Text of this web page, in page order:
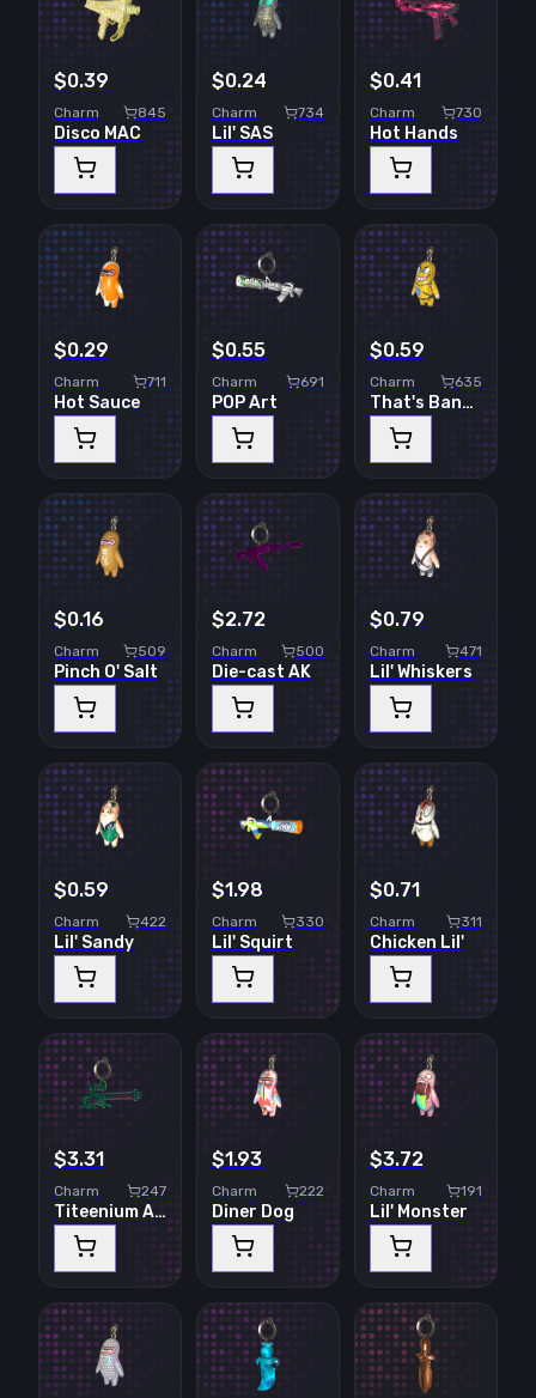
$0.39
Charm 845
Disco MAC
$0.24
Charm 734
Lil' SAS
$0.41
Charm 730
Hot Hands
$0.29
Charm 711
Hot Sauce
$0.55
Charm 691
POP Art
$0.59
Charm 635
That's Bananas
$0.16
Charm 509
Pinch O' Salt
$2.72
Charm 500
Die-cast AK
$0.79
Charm 471
Lil' Whiskers
$0.59
Charm 422
Lil' Sandy
$1.98
Charm 330
Lil' Squirt
$0.71
Charm 311
Chicken Lil'
$3.31
Charm 247
Titeenium AWP
$1.93
Charm 222
Diner Dog
$3.72
Charm 191
Lil' Monster